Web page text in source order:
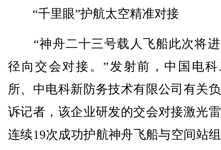
“千里眼”护航太空精准对接
“神舟二十三号载人飞船此次将进
径向交会对接。”发射前，中国电
所、中电科新防务技术有限公司有关
诉记者，该企业研发的交会对接激光
连续19次成功护航神舟飞船与空间站